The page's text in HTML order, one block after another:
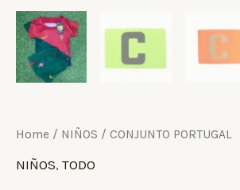
Home / NIÑOS / CONJUNTO PORTUGAL
NIÑOS, TODO